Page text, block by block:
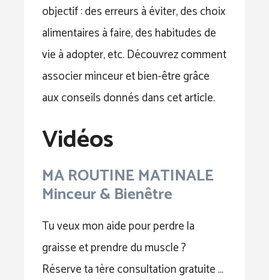
objectif : des erreurs à éviter, des choix
alimentaires à faire, des habitudes de
vie à adopter, etc. Découvrez comment
associer minceur et bien-être grâce
aux conseils donnés dans cet article.
Vidéos
MA ROUTINE MATINALE
Minceur & Bienêtre
Tu veux mon aide pour perdre la
graisse et prendre du muscle ?
Réserve ta 1ère consultation gratuite …